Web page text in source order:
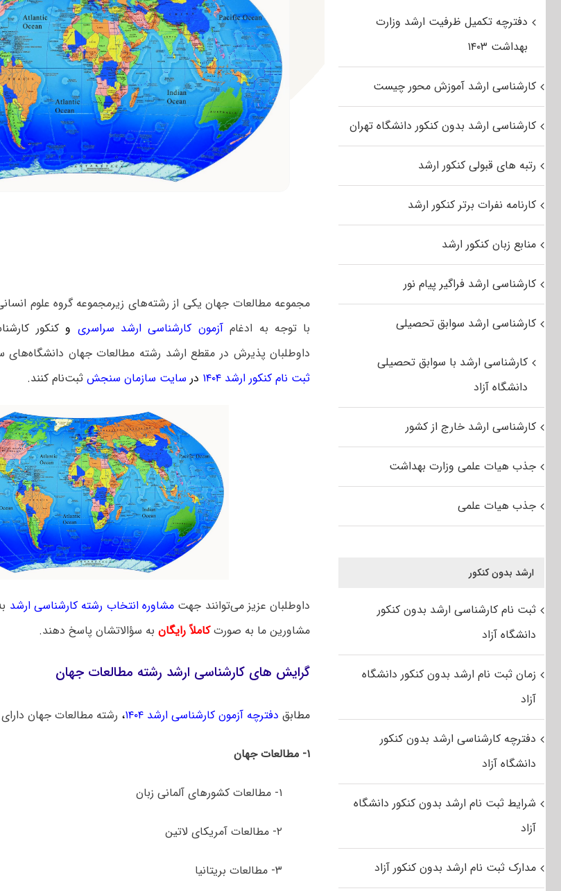
مجموعه مطالعات جهان یکی از رشته‌های زیرمجموعه گروه علوم
با توجه به ادغامآزمون کارشناسی ارشد سراسری وکنکور
داوطلبان پذیرش در مقطع ارشد رشته مطالعات جهان دانشگاه‌های
ثبت نام کنکور ارشد ۱۴۰۴
در سایت سازمان سنجشثبت‌نام کنند.
داوطلبان عزیز می‌توانند جهت مشاوره انتخاب رشته کارشناسی ارشد
مشاورین ما به صورتکاملاً رایگانبه سؤالاتشان پاسخ دهند.
گرایش‌ های کارشناسی ارشد رشته مطالعات جهان
مطابق دفترچه آزمون کارشناسی ارشد ۱۴۰۴ ، رشته مطالعات جهان
۱- مطالعات جهان
۱- مطالعات کشورهای آلمانی زبان
۲- مطالعات آمریکای لاتین
۳- مطالعات بریتانیا
دفترچه تکمیل ظرفیت ارشد وزارت
بهداشت ۱۴۰۳
کارشناسی ارشد آموزش محور چیست
کارشناسی ارشد بدون کنکور دانشگاه تهران
رتبه های قبولی کنکور ارشد
کارنامه نفرات برتر کنکور ارشد
منابع زبان کنکور ارشد
کارشناسی ارشد فراگیر پیام نور
کارشناسی ارشد سوابق تحصیلی
کارشناسی ارشد با سوابق تحصیلی
دانشگاه آزاد
کارشناسی ارشد خارج از کشور
جذب هیات علمی وزارت بهداشت
جذب هیات علمی
ارشد بدون کنکور
ثبت نام کارشناسی ارشد بدون کنکور
دانشگاه آزاد
زمان ثبت نام ارشد بدون کنکور دانشگاه
آزاد
دفترچه کارشناسی ارشد بدون کنکور
دانشگاه آزاد
شرایط ثبت نام ارشد بدون کنکور دانشگاه
آزاد
مدارک ثبت نام ارشد بدون کنکور آزاد